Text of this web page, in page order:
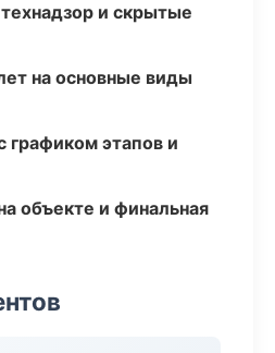
и скрытые
на основные виды
графиком этапов и
объекте и финальная